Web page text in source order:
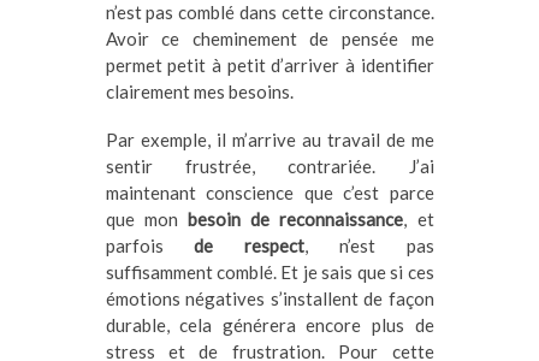
n’est pas comblé dans cette circonstance.
Avoir ce cheminement de pensée me
permet petit à petit d’arriver à identifier
clairement mes besoins.
Par exemple, il m’arrive au travail de me
sentir frustrée, contrariée. J’ai
maintenant conscience que c’est parce
que mon besoin de reconnaissance, et
parfoisde respect, n’est pas
suffisamment comblé. Et je sais que si ces
émotions négatives s’installent de façon
durable, cela générera encore plus de
stress et de frustration. Pour cette